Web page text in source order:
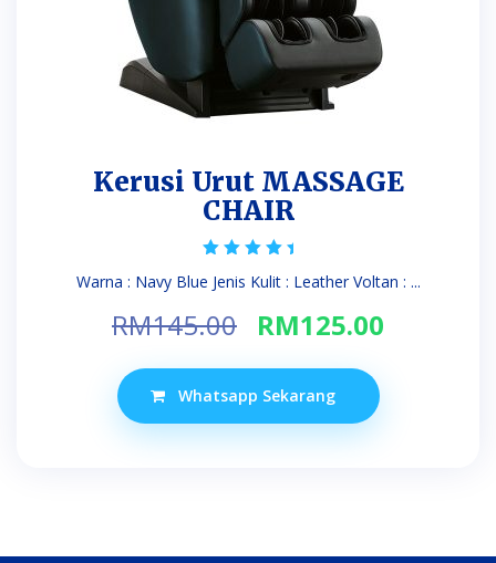
Kerusi Urut MASSAGE
CHAIR
5.00
Warna : Navy Blue Jenis Kulit : Leather Voltan : ...
RM145.00 Original
was:
RM145.00.
RM125.00
Whatsapp Sekarang